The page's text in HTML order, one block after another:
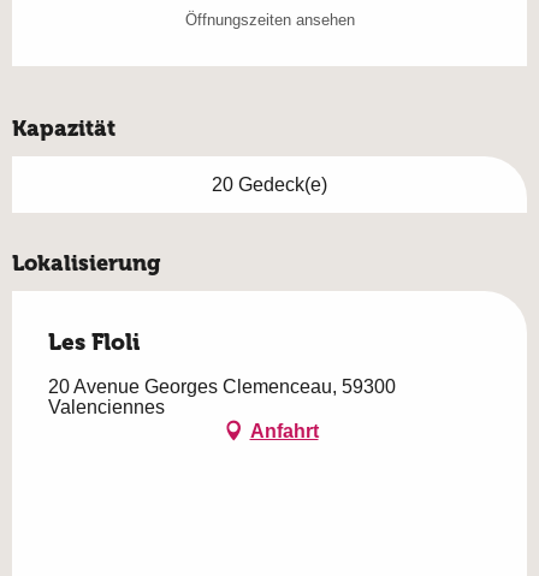
Öffnungszeiten ansehen
Kapazität
20 Gedeck(e)
Lokalisierung
Les Floli
20 Avenue Georges Clemenceau, 59300
Valenciennes
Anfahrt